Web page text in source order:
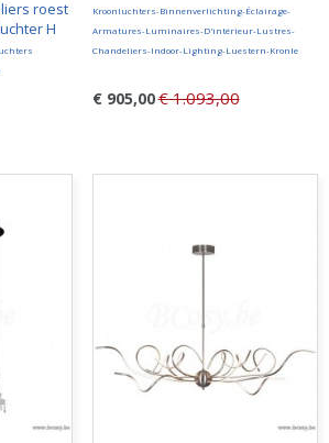
roest
H
Kroonluchters-Binnenverlichting-Éclairage-
Armatures-Luminaires-D'intérieur-Lustres-
Chandeliers-Indoor-Lighting-Luestern-Kronle
€ 905,00€ 1.093,00